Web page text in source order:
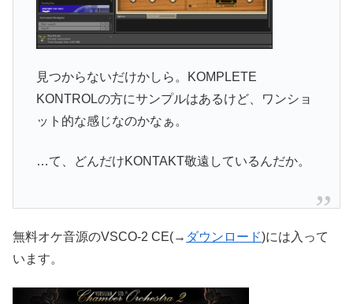
見つからないだけかしら。KOMPLETE
KONTROLの方にサンプルはあるけど、ワンショ
ット的な感じなのかなぁ。
…て、どんだけKONTAKT敬遠しているんだか。
無料オケ音源のVSCO-2 CE(→ ダウンロード)には入って
います。